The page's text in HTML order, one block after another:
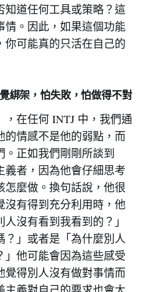
知道任何工具或策略？這
情。因此，如果這個功能
你可能真的只活在自己的
綁架，怕失敗，怕做得不對
在任何 INTJ 中，我們通
的情感不是他的弱點，而
。正如我們剛剛所談到
義者，因為他會仔細思考
麼做。換句話說，他很
沒有得到充分利用時，他
沒有看到我看到的？」
」或者是「為什麼別人
他可能會因為這些感受
覺得別人沒有做對事情而